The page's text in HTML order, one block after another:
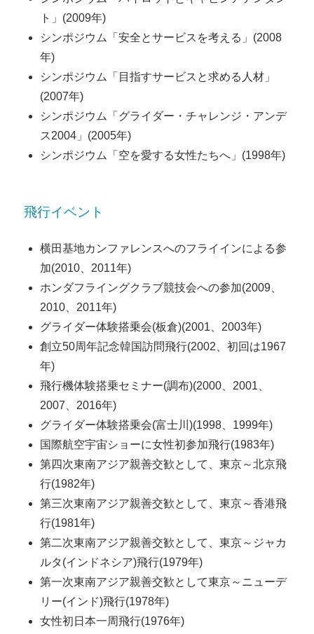
ト」(2009年)
シンポジウム「安全とサービスを考える」(2008
年)
シンポジウム「目指すサービスと求める人材」
(2007年)
シンポジウム「グライダー・チャレンジ・アンデ
ス2004」(2005年)
シンポジウム「空を愛する女性たちへ」(1998年)
飛行イベント
横田基地カンファレンスへのフライインによる参
加(2010、2011年)
ホンダフライングクラブ競技会への参加(2009、
2010、2011年)
グライダー体験搭乗会(板倉)(2001、2003年)
創立50周年記念韓国訪問飛行(2002、初回は1967
年)
飛行機体験搭乗セミナー(調布)(2000、2001、
2007、2016年)
グライダー体験搭乗会(富士川)(1998、1999年)
国際航空宇宙ショーに女性初参加飛行(1983年)
第四次東南アジア親善交歓として、東京～北京飛
行(1982年)
第三次東南アジア親善交歓として、東京～香港飛
行(1981年)
第二次東南アジア親善交歓として、東京～ジャカ
ルタ(インドネシア)飛行(1979年)
第一次東南アジア親善交歓として東京～ニューデ
リー(インド)飛行(1978年)
女性初日本一周飛行(1976年)